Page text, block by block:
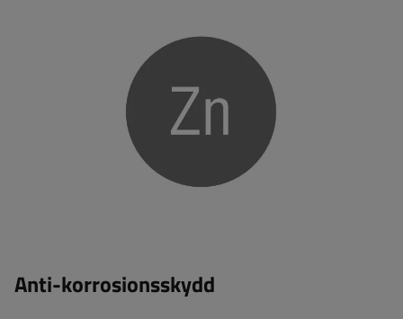
Anti-korrosionsskydd